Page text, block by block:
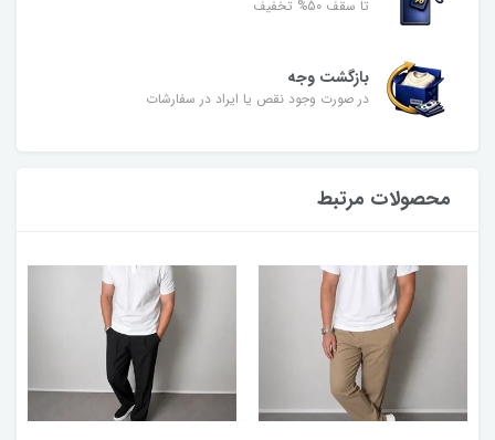
تا سقف 50% تخفیف
بازگشت وجه
در صورت وجود نقص یا ایراد در سفارشات
محصولات مرتبط